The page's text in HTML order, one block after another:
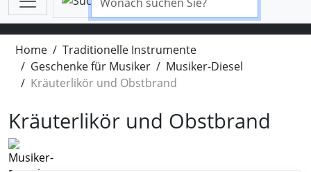
Home
Traditionelle Instrumente
Geschenke für Musiker
Musiker-Diesel
Kräuterlikör und Obstbrand
Kräuterlikör und Obstbrand